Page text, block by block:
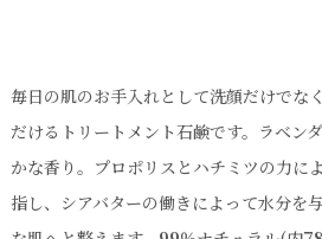
毎日の肌のお手入れとして洗顔だけでな
だけるトリートメント石鹸です。ラベン
かな香り。プロポリスとハチミツの力に
指し、シアバターの働きによって水分を